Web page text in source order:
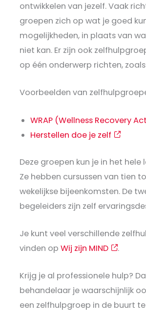
ontwikkelen van jezelf. Vaak
groepen zich op wat je goed
mogelijkheden, in plaats van
niet kan. Er zijn ook
op één onderwerp richten,
Voorbeelden van
WRAP (Wellness Recovery
Herstellen doe je zelf
Deze groepen kun je in het hele
Ze hebben cursussen van tien
wekelijkse bijeenkomsten. De
begeleiders zijn zelf
Je kunt veel verschillende
vinden op Wij zijn MIND .
Krijg je al professionele hulp?
behandelaar je waarschijnlijk
een zelfhulpgroep in de buurt